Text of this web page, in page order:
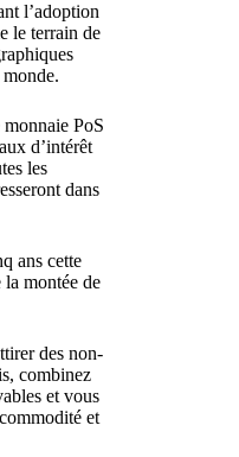
l’adoption
le terrain de
monnaie PoS
d’intérêt
les
dans
ans cette
la montée de
des non-
combinez
et vous
et